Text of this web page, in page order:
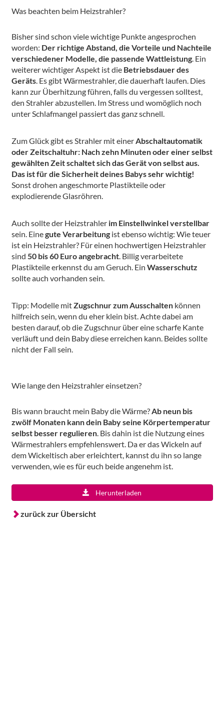
Was beachten beim Heizstrahler?
Bisher sind schon viele wichtige Punkte angesprochen
worden: Der richtige Abstand, die Vorteile und Nachteile
verschiedener Modelle, die passende Wattleistung. Ein
weiterer wichtiger Aspekt ist die Betriebsdauer des
Geräts. Es gibt Wärmestrahler, die dauerhaft laufen. Dies
kann zur Überhitzung führen, falls du vergessen solltest,
den Strahler abzustellen. Im Stress und womöglich noch
unter Schlafmangel passiert das ganz schnell.
Zum Glück gibt es Strahler mit einerAbschaltautomatik
oder Zeitschaltuhr: Nach zehn Minuten oder einer selbst
gewählten Zeit schaltet sich das Gerät von selbst aus.
Das ist für die Sicherheit deines Babys sehr wichtig!
Sonst drohen angeschmorte Plastikteile oder
explodierende Glasröhren.
Auch sollte der Heizstrahler im Einstellwinkel verstellbar
sein. Einegute Verarbeitungist ebenso wichtig: Wie teuer
ist ein Heizstrahler? Für einen hochwertigen Heizstrahler
sind 50 bis 60 Euroangebracht. Billig verarbeitete
Plastikteile erkennst du am Geruch. Ein Wasserschutz
sollte auch vorhanden sein.
Tipp: Modelle mitZugschnur zum Ausschaltenkönnen
hilfreich sein, wenn du eher klein bist. Achte dabei am
besten darauf, ob die Zugschnur über eine scharfe Kante
verläuft und dein Baby diese erreichen kann. Beides sollte
nicht der Fall sein.
Wie lange den Heizstrahler einsetzen?
Bis wann braucht mein Baby die Wärme?Ab neun bis
zwölf Monaten kann dein Baby seine Körpertemperatur
selbst besser regulieren. Bis dahin ist die Nutzung eines
Wärmestrahlers empfehlenswert. Da er das Wickeln auf
dem Wickeltisch aber erleichtert, kannst du ihn so lange
verwenden, wie es für euch beide angenehm ist.
Herunterladen
zurück zur Übersicht